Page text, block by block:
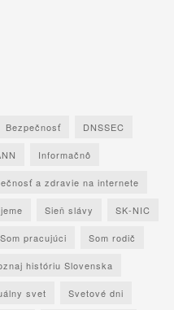
Bezpečnosť DNSSEC
Informačnô
a zdravie na internete
Sieň slávy SK-NIC
Som pracujúci Som rodič
históriu Slovenska
svet Svetové dni